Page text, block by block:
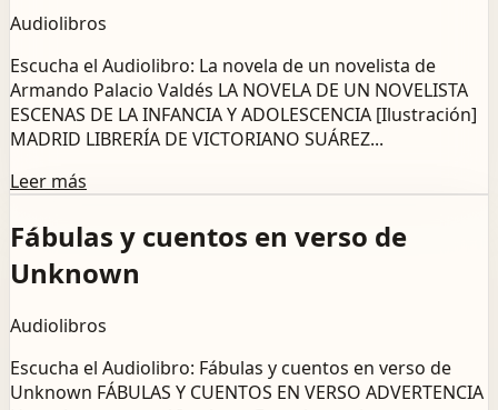
Audiolibros
Escucha el Audiolibro: La novela de un novelista de
Armando Palacio Valdés LA NOVELA DE UN NOVELISTA
ESCENAS DE LA INFANCIA Y ADOLESCENCIA [Ilustración]
MADRID LIBRERÍA DE VICTORIANO SUÁREZ...
Leer más
Fábulas y cuentos en verso de
Unknown
Audiolibros
Escucha el Audiolibro: Fábulas y cuentos en verso de
Unknown FÁBULAS Y CUENTOS EN VERSO ADVERTENCIA